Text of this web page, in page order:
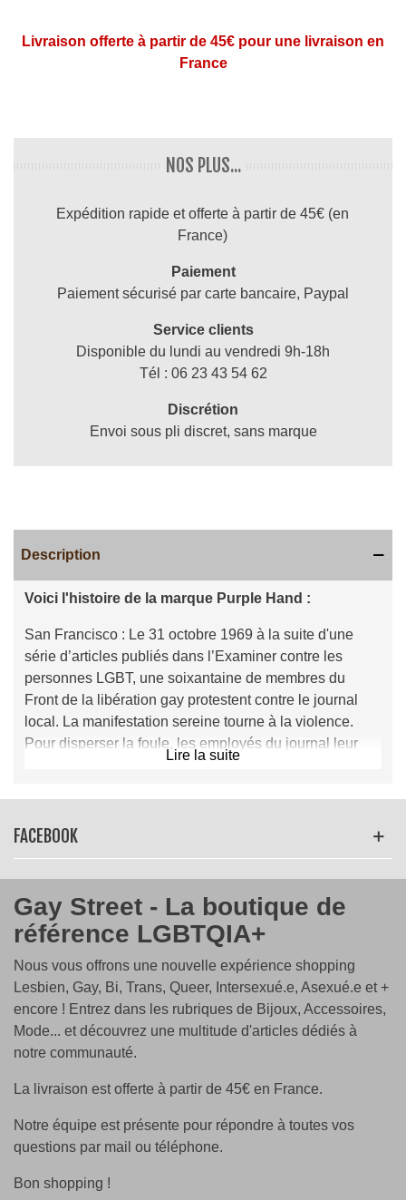
Stonewallont été une série de conflits violents qui
opposaient les homosexuels avec les forces de l'ordre de
droits des gays et des lesbiennes.
Livraison offerte à partir de 45€ pour une livraison en
France
NOS PLUS...
Expédition rapide et offerte à partir de 45€ (en
France)
Paiement
Paiement sécurisé par carte bancaire, Paypal
Service clients
Disponible du lundi au vendredi 9h-18h
Tél : 06 23 43 54 62
Discrétion
Envoi sous pli discret, sans marque
Description
Voici l'histoire de la marque Purple Hand :
San Francisco : Le 31 octobre 1969 à la suite d'une
série d’articles publiés dans l’Examiner contre les
personnes LGBT, une soixantaine de membres du
Front de la libération gay protestent contre le journal
local. La manifestation sereine tourne à la violence.
Pour disperser la foule, les employés du journal leur
lancent un baril d’encre violette et les manifestants en
avec violence. En réponse, les gays et les lesbiennes
Appelé « le vendredi de la main violette » cette journée
fut l’une des plus visibles manifestations de la
reconnaissance homosexuelle.
Lire la suite
FACEBOOK
Gay Street - La boutique de
référence LGBTQIA+
Nous vous offrons une nouvelle expérience shopping
Lesbien, Gay, Bi, Trans, Queer, Intersexué.e, Asexué.e et +
encore ! Entrez dans les rubriques de Bijoux, Accessoires,
Mode... et découvrez une multitude d'articles dédiés à
notre communauté.
La livraison est offerte à partir de 45€ en France.
Notre équipe est présente pour répondre à toutes vos
questions par mail ou téléphone.
Bon shopping !